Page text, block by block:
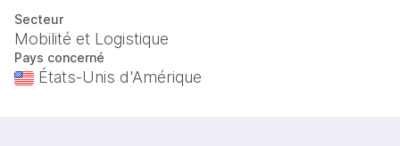
Secteur
Mobilité et Logistique
Pays concerné
États-Unis d'Amérique